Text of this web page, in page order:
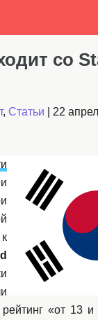
со
, Статьи 22
рейтинг «от 13